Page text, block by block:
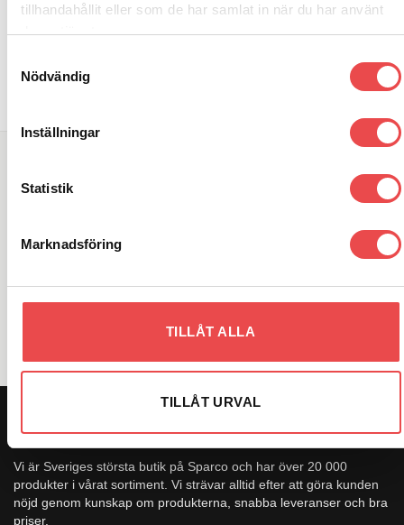
tillhandahållit eller som de har samlat in när du har använt
deras tjänster.
Nödvändig
Inställningar
Statistik
Marknadsföring
TILLÅT ALLA
TILLÅT URVAL
VARUMÄRKEN
Vi är Sveriges största butik på Sparco och har över 20 000
produkter i vårat sortiment. Vi strävar alltid efter att göra kunden
nöjd genom kunskap om produkterna, snabba leveranser och bra
priser.